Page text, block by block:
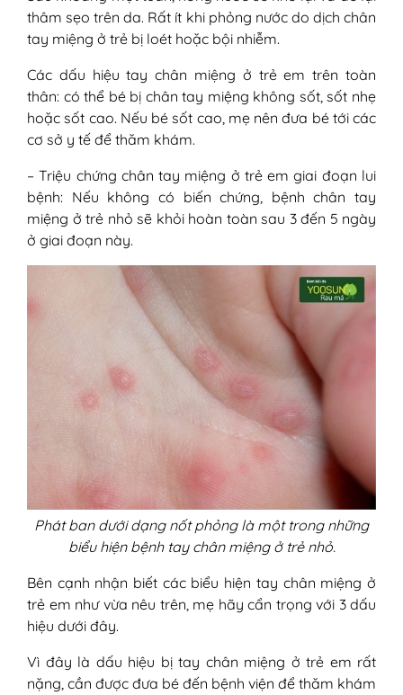
thâm sẹo trên da. Rất ít khi phỏng nước do dịch chân
tay miệng ở trẻ bị loét hoặc bội nhiễm.
Các dấu hiệu tay chân miệng ở trẻ em trên toàn
thân: có thể bé bị chân tay miệng không sốt, sốt nhẹ
hoặc sốt cao. Nếu bé sốt cao, mẹ nên đưa bé tới các
cơ sở y tế để thăm khám.
– Triệu chứng chân tay miệng ở trẻ em giai đoạn lui
bệnh: Nếu không có biến chứng, bệnh chân tay
miệng ở trẻ nhỏ sẽ khỏi hoàn toàn sau 3 đến 5 ngày
ở giai đoạn này.
Phát ban dưới dạng nốt phỏng là một trong những
biểu hiện bệnh tay chân miệng ở trẻ nhỏ.
Bên cạnh nhận biết các biểu hiện tay chân miệng ở
trẻ em như vừa nêu trên, mẹ hãy cẩn trọng với 3 dấu
hiệu dưới đây.
Vì đây là dấu hiệu bị tay chân miệng ở trẻ em rất
nặng, cần được đưa bé đến bệnh viện để thăm khám